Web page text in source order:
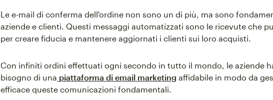
Le e-mail di conferma dell'ordine non sono un di più, ma sono
aziende e clienti. Questi messaggi automatizzati sono le ricevute che
per creare fiducia e mantenere aggiornati i clienti sui loro acquisti.
Con infiniti ordini effettuati ogni secondo in tutto il mondo, le aziende
bisogno di una piattaforma di email marketing affidabile in modo da
efficace queste comunicazioni fondamentali.